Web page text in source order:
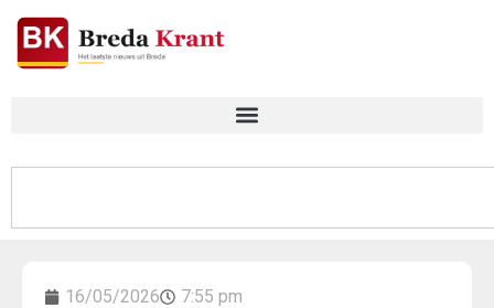
16/05/2026 7:55 pm